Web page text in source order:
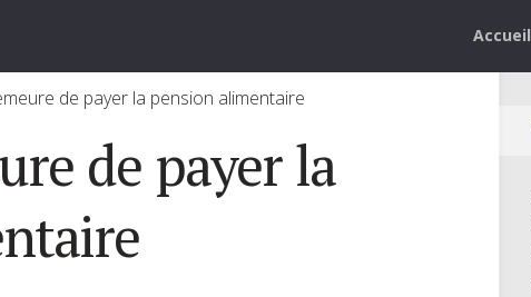
Accueil
de payer la pension alimentaire
de payer la